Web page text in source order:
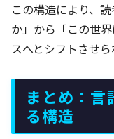
この構造により、
か」から「この世
スへとシフトさせら
まとめ：言
る構造